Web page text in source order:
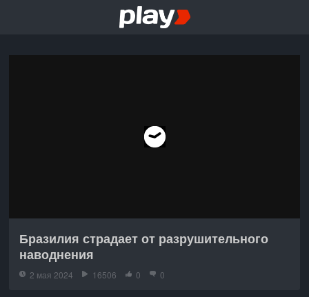
Бразилия страдает от разрушительного
наводнения
2 мая 2024 16506 0 0